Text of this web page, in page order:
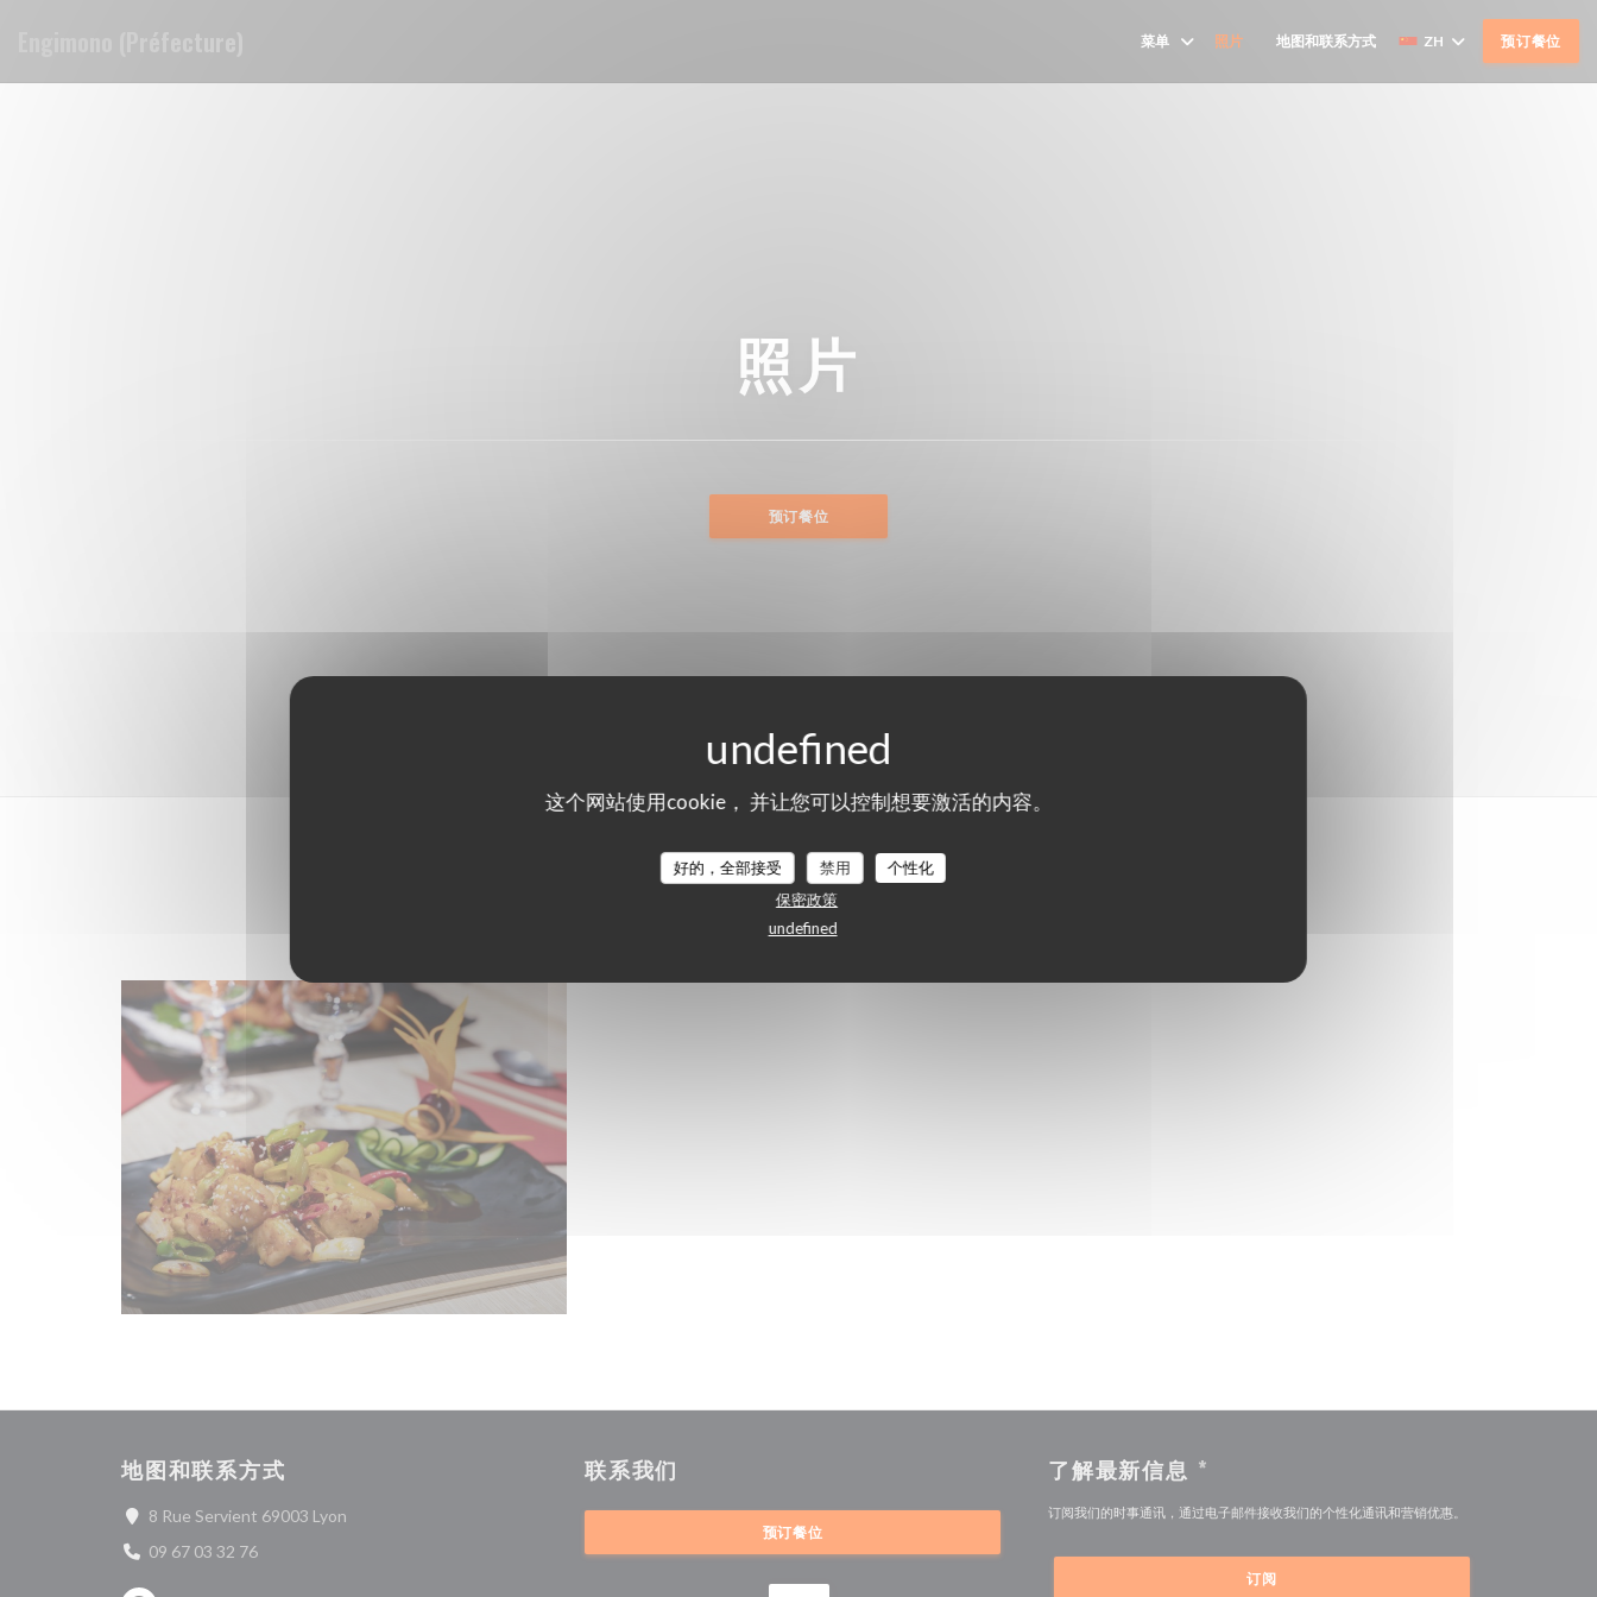
这个网站使用cookie， 并让您可以控制想要激活的内容。
好的，全部接受 禁用
个性化
保密政策
undefined
菜单 照片 ((在新窗口中打开))
地图和联系方式 ZH 预订餐位
照片
预订餐位
Le Restaurant
地图和联系方式
8 Rue Servient 69003 Lyon
09 67 03 32 76
联系我们
预订餐位
了解最新信息 *
订阅我们的时事通讯，通过电子邮件接收我们的个性化通讯和营销优惠。
订阅